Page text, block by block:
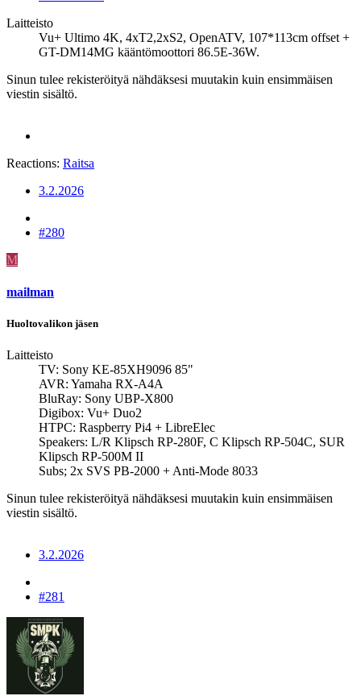
Laitteisto
Vu+ Ultimo 4K, 4xT2,2xS2, OpenATV, 107*113cm offset +
GT-DM14MG kääntömoottori 86.5E-36W.
Sinun tulee rekisteröityä nähdäksesi muutakin kuin ensimmäisen
viestin sisältö.
Reactions: Raitsa
3.2.2026
#280
M
mailman
Huoltovalikon jäsen
Laitteisto
TV: Sony KE-85XH9096 85"
AVR: Yamaha RX-A4A
BluRay: Sony UBP-X800
Digibox: Vu+ Duo2
HTPC: Raspberry Pi4 + LibreElec
Speakers: L/R Klipsch RP-280F, C Klipsch RP-504C, SUR
Klipsch RP-500M II
Subs; 2x SVS PB-2000 + Anti-Mode 8033
Sinun tulee rekisteröityä nähdäksesi muutakin kuin ensimmäisen
viestin sisältö.
3.2.2026
#281